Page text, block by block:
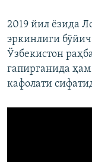
2019 йил ëзида
эркинлиги
Ўзбекистон
гапирганида
кафолати